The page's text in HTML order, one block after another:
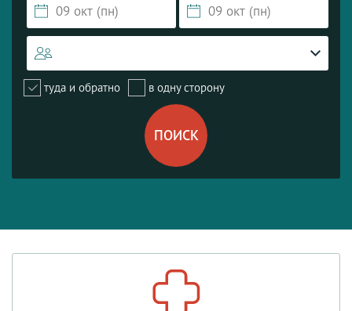
туда и обратно в одну сторону